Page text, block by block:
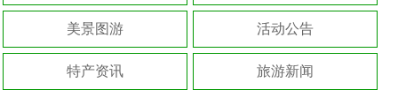
美景图游 活动公告
特产资讯 旅游新闻